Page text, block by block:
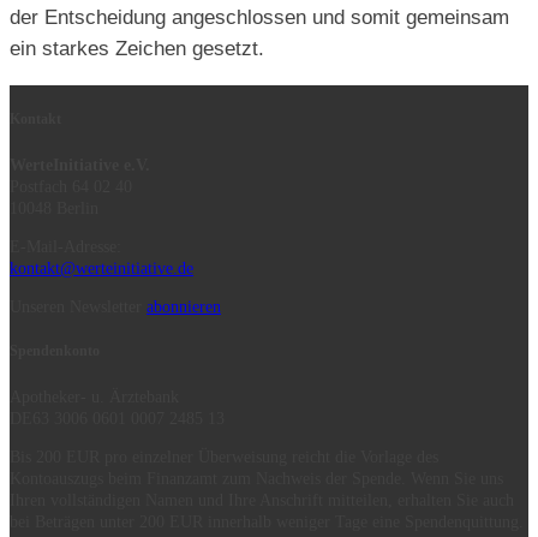
der Entscheidung angeschlossen und somit gemeinsam
ein starkes Zeichen gesetzt.
kontakt@werteinitiative.de
abonnieren